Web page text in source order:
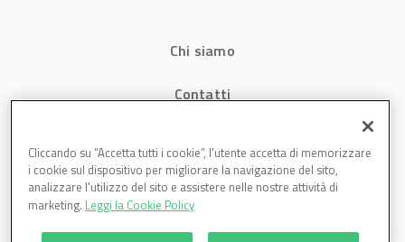
Chi siamo
Contatti
Cookies
Cliccando su “Accetta tutti i cookie”, l'utente accetta di memorizzare
i cookie sul dispositivo per migliorare la navigazione del sito,
analizzare l'utilizzo del sito e assistere nelle nostre attività di
marketing. Leggi la Cookie Policy